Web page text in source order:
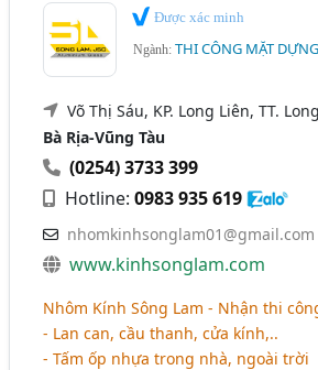
Được xác minh
Ngành:THI CÔNG MẶT
Võ Thị Sáu, KP. Long Liên, TT.
Bà Rịa-Vũng Tàu
(0254) 3733 399
Hotline:0983 935 619
nhomkinhsonglam01@gmail.com
www.kinhsonglam.com
Nhôm Kính Sông Lam - Nhận thi
- Lan can, cầu thanh, cửa kính,..
- Tấm ốp nhựa trong nhà, ngoài trời